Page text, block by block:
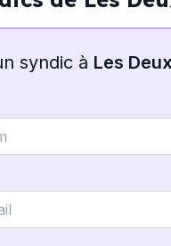
syndic à Les